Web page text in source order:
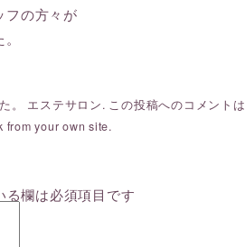
フの方々が
。 エステサロン. この投稿へのコメントは
from your own site.
る欄は必須項目です